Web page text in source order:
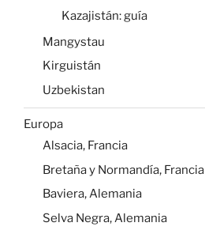
Kazajistán: guía
Mangystau
Kirguistán
Uzbekistan
Europa
Alsacia, Francia
Bretaña y Normandía, Francia
Baviera, Alemania
Selva Negra, Alemania